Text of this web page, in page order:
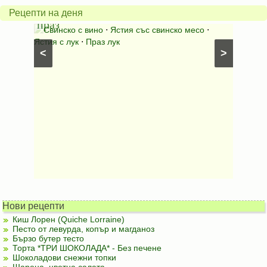
Рецепти на деня
>
<
с
праз
Свинско с вино ⋅ Ястия със свинско месо ⋅
Ястия с лук ⋅ Праз лук
яйца
Нови рецепти
Киш Лорен (Quiche Lorraine)
Песто от левурда, копър и магданоз
Бързо бутер тесто
Торта *ТРИ ШОКОЛАДА* - Без печене
Шоколадови снежни топки